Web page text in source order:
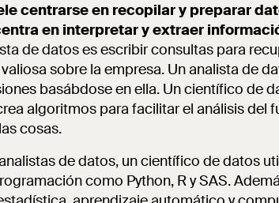
centrarse en recopilar y preparar
en interpretar y extraer
de datos es escribir consultas para
sobre la empresa. Un analista de
basábdose en ella. Un científico de
algoritmos para facilitar el análisis del
cosas.
de datos, un científico de datos
como Python, R y SAS.